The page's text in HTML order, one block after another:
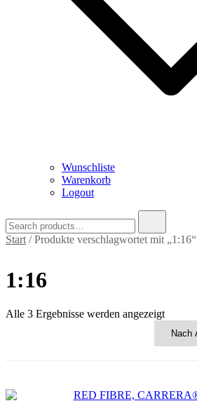
Wunschliste
Warenkorb
Logout
for:
Start / Produkte verschlagwortet mit „1:16“
1:16
Alle 3 Ergebnisse werden angezeigtNach
sortiert